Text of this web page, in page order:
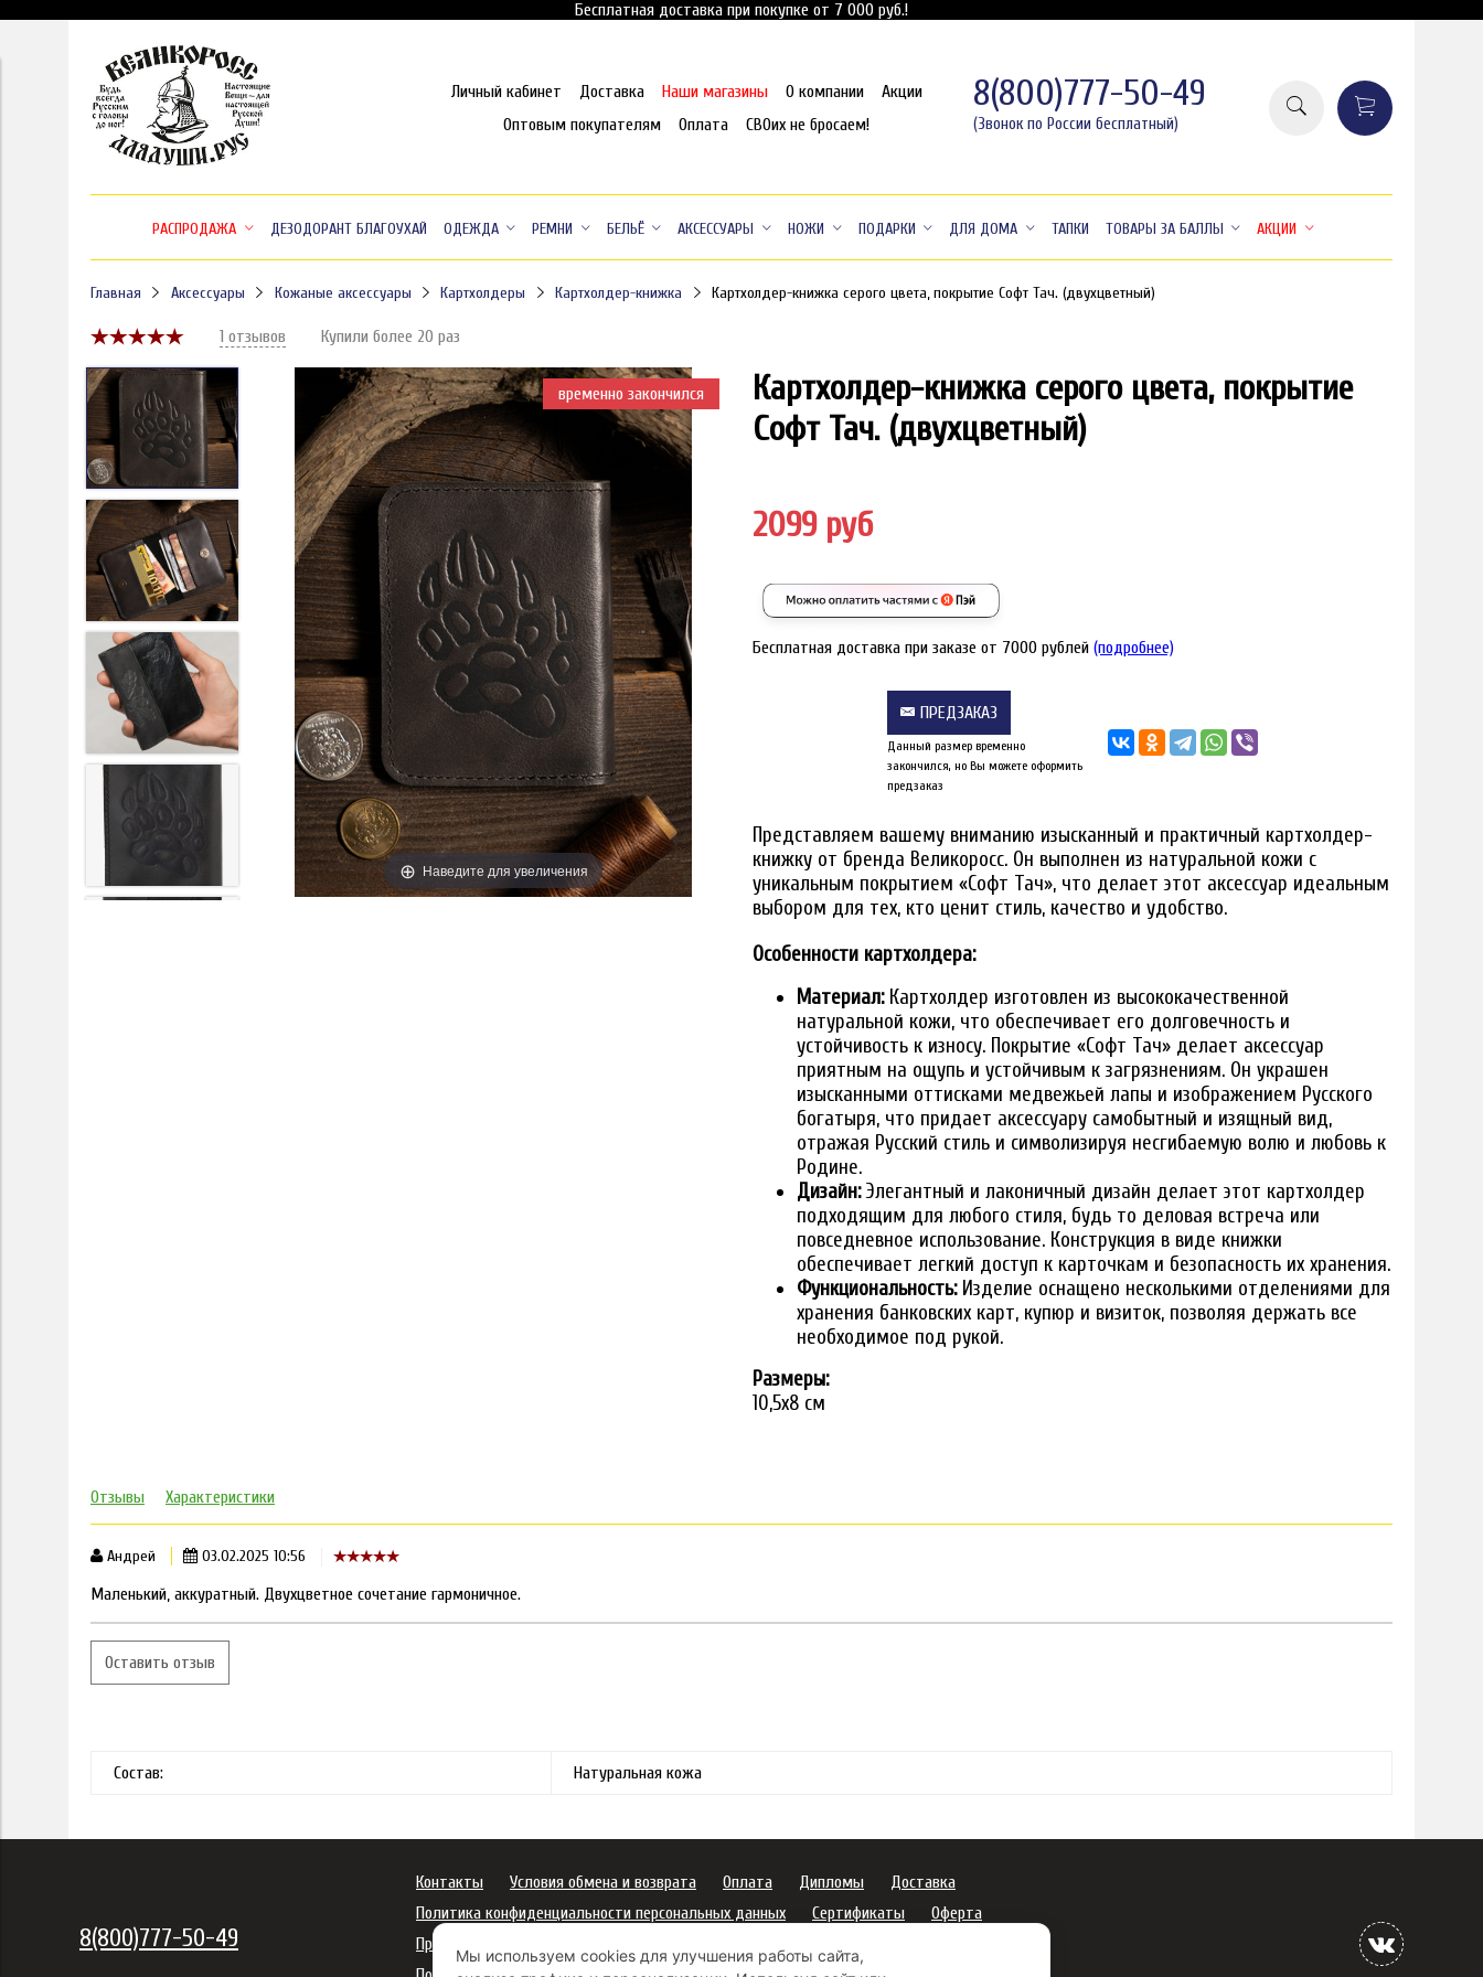
Бесплатная доставка при покупке от 7 000 руб.!
Личный кабинет Доставка Наши магазины О компании
Акции
Оптовым покупателям
Оплата СВОих не бросаем!
8(800)777-50-49
(Звонок по России бесплатный)
РАСПРОДАЖА ДЕЗОДОРАНТ БЛАГОУХАЙ ОДЕЖДА РЕМНИ БЕЛЬЁ АКСЕССУАРЫ НОЖИ ПОДАРКИ ДЛЯ ДОМА ТАПКИ ТОВАРЫ ЗА БАЛЛЫ АКЦИИ
Главная Аксессуары Кожаные аксессуары Картхолдеры Картхолдер-книжка Картхолдер-книжка серого цвета, покрытие Софт Тач. (двухцветный)
1 отзывов Купили более 20 раз
временно закончился
Наведите для увеличения
временно закончился
Наведите для увеличения
Картхолдер-книжка серого цвета, покрытие
Софт Тач. (двухцветный)
2099 руб
Бесплатная доставка при заказе от 7000 рублей (подробнее)
ПРЕДЗАКАЗ
Данный размер временно
закончился, но Вы можете оформить
предзаказ
Представляем вашему вниманию изысканный и практичный картхолдер-
книжку от бренда Великоросс. Он выполнен из натуральной кожи с
уникальным покрытием «Софт Тач», что делает этот аксессуар идеальным
выбором для тех, кто ценит стиль, качество и удобство.
Особенности картхолдера:
Материал:Картхолдер изготовлен из высококачественной
натуральной кожи, что обеспечивает его долговечность и
устойчивость к износу. Покрытие «Софт Тач» делает аксессуар
приятным на ощупь и устойчивым к загрязнениям. Он украшен
изысканными оттисками медвежьей лапы и изображением Русского
богатыря, что придает аксессуару самобытный и изящный вид,
отражая Русский стиль и символизируя несгибаемую волю и любовь к
Родине.
Дизайн:Элегантный и лаконичный дизайн делает этот картхолдер
подходящим для любого стиля, будь то деловая встреча или
повседневное использование. Конструкция в виде книжки
обеспечивает легкий доступ к карточкам и безопасность их хранения.
Функциональность:Изделие оснащено несколькими отделениями для
хранения банковских карт, купюр и визиток, позволяя держать все
необходимое под рукой.
Размеры:
10,5x8 см
Отзывы Характеристики
Андрей 03.02.2025 10:56
Маленький, аккуратный. Двухцветное сочетание гармоничное.
Оставить отзыв
Состав: Натуральная кожа
Мы используем cookies для улучшения работы сайта,
8(800)777-50-49
Контакты Условия обмена и возврата Оплата Дипломы
Доставка
Политика конфиденциальности персональных данных
Сертификаты
Оферта
Правила использования подарочных карт